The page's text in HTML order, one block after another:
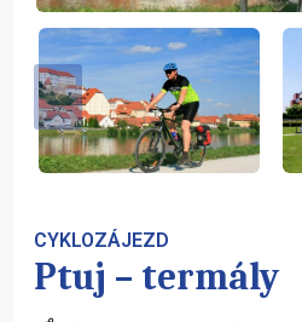
CYKLOZÁJEZD
Ptuj – termály